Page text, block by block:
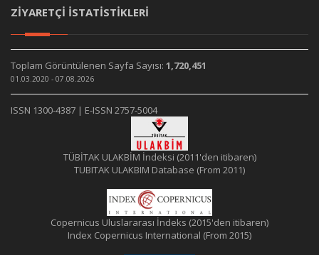
ZİYARETÇİ İSTATİSTİKLERİ
Toplam Görüntülenen Sayfa Sayısı: 1,720,451
01.03.2020 - 07.08.2026
ISSN 1300-4387 | E-ISSN 2757-5004
TÜBİTAK ULAKBİM İndeksi (2011'den itibaren)
TUBITAK ULAKBIM Database (From 2011)
Copernicus Uluslararası İndeks (2015'den itibaren)
Index Copernicus International (From 2015)